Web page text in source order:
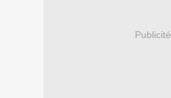
Publicité